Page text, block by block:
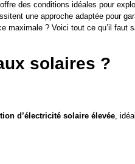
des conditions idéales pour
une approche adaptée pour
maximale ? Voici tout ce qu’il faut
solaires ?
d’électricité solaire élevée,